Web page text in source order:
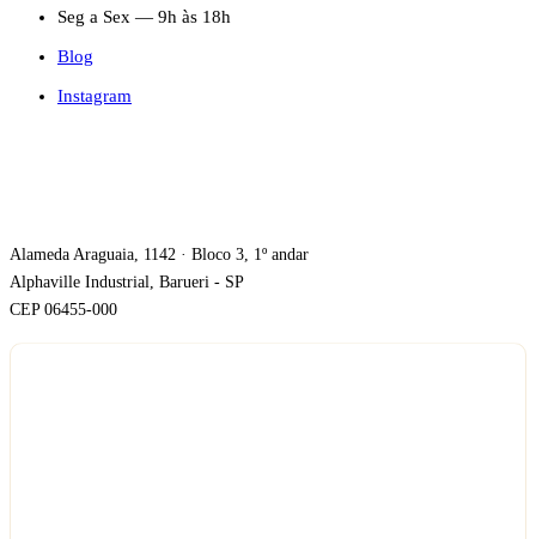
Seg a Sex — 9h às 18h
Blog
Instagram
Alameda Araguaia, 1142 · Bloco 3, 1º andar
Alphaville Industrial, Barueri - SP
CEP 06455-000